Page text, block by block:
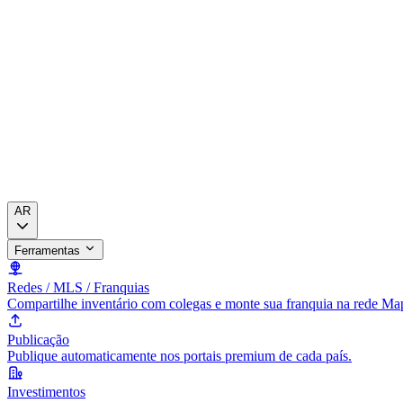
AR
Ferramentas
Redes / MLS / Franquias
Compartilhe inventário com colegas e monte sua franquia na rede
Publicação
Publique automaticamente nos portais premium de cada país.
Investimentos